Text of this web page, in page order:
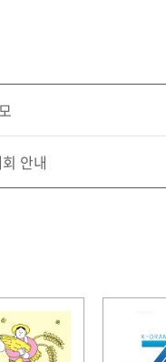
안내